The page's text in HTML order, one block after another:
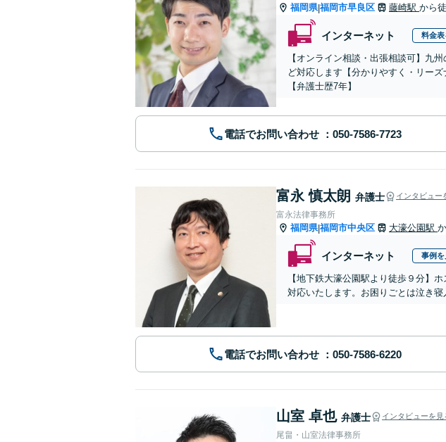
福岡県|福岡市早良区 藤崎駅 から
インターネット 料金表
【オンライン相談・出張相談可】九
ど対応します【分かりやすく・リー
【弁護士歴7年】
電話でお問い合わせ
富永 慎太朗 弁護士 インタビュー
富永法律事務所
福岡県|福岡市中央区 大濠公園駅
インターネット 事例
【地下鉄大濠公園駅より徒歩９分】
対応いたします。お困りごとは泣き
電話でお問い合わせ
山室 卓也 弁護士 インタビューを見
尾畠・山室法律事務所